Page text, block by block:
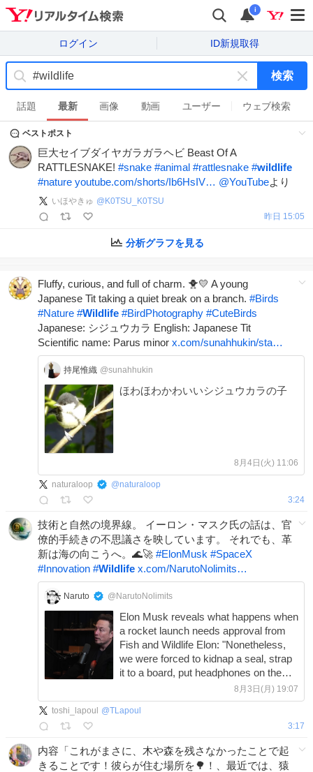
i
ログイン ID新規取得
キ
ー
ワ
を
消
検索
話題 最新 画像 動画 ユーザー ウェブ検索
ベストポスト
巨大セイブダイヤガラガラヘビ Beast Of A
RATTLESNAKE! #snake #animal #rattlesnake #wildlife
#nature youtube.com/shorts/Ib6HsIV… @YouTubeより
いほやきゅ @ K0TSU_K0TSU
昨日 15:05
分析グラフを見る
Fluffy, curious, and full of charm. 🐥💛 A young
Japanese Tit taking a quiet break on a branch. #Birds
#Nature #Wildlife #BirdPhotography #CuteBirds
Japanese: シジュウカラ English: Japanese Tit
Scientific name: Parus minor x.com/sunahhukin/sta…
持尾惟織 @sunahhukin
ほわほわかわいいシジュウカラの子
8月4日(火) 11:06
naturaloop @naturaloop
3:24
技術と自然の境界線。 イーロン・マスク氏の話は、官
僚的手続きの不思議さを映しています。 それでも、革
新は海の向こうへ。🌊🚀 #ElonMusk #SpaceX
#Innovation #Wildlife x.com/NarutoNolimits…
Naruto @NarutoNolimits
Elon Musk reveals what happens when
a rocket launch needs approval from
Fish and Wildlife Elon: "Nonetheless,
we were forced to kidnap a seal, strap
it to a board, put headphones on the
seal and play sonic boom sounds to it
to see if it would be distressed." Elon:
"This is an
8月3日(月) 19:07
toshi_lapoul @TLapoul
3:17
内容「これがまさに、木や森を残さなかったことで起
きることです！彼らが住む場所を🌳！、最近では、猿